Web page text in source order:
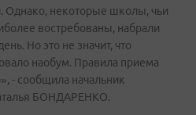
Однако, некоторые школы, чьи
востребованы, набрали
Но это не значит, что
наобум. Правила приема
- сообщила начальник
БОНДАРЕНКО.